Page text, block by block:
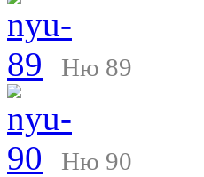
Ню 89
Ню 90